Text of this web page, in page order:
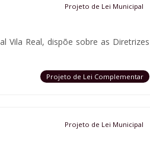
Projeto de Lei Municipal
Vila Real, dispõe sobre as Diretrizes
Projeto de Lei Complementar
Projeto de Lei Municipal